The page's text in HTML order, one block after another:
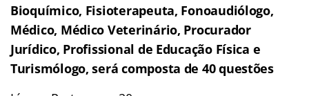
Bioquímico, Fisioterapeuta, Fonoaudiólogo,
Médico, Médico Veterinário, Procurador
Jurídico, Profissional de Educação Física e
Turismólogo, será composta de 40 questões